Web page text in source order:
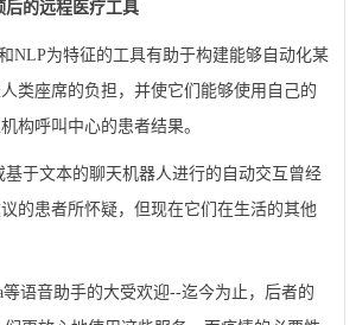
的远程医疗工具
为特征的工具有助于构建能够自动化某
类座席的负担，并使它们能够使用自己的
构呼叫中心的患者结果。
文本的聊天机器人进行的自动交互曾经
的患者所怀疑，但现在它们在生活的其他
音助手的大受欢迎--迄今为止，后者的